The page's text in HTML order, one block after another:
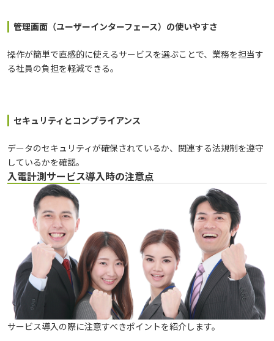
管理画面（ユーザーインターフェース）の使いやすさ
操作が簡単で直感的に使えるサービスを選ぶことで、業務を担当す
る社員の負担を軽減できる。
セキュリティとコンプライアンス
データのセキュリティが確保されているか、関連する法規制を遵守
しているかを確認。
入電計測サービス導入時の注意点
サービス導入の際に注意すべきポイントを紹介します。